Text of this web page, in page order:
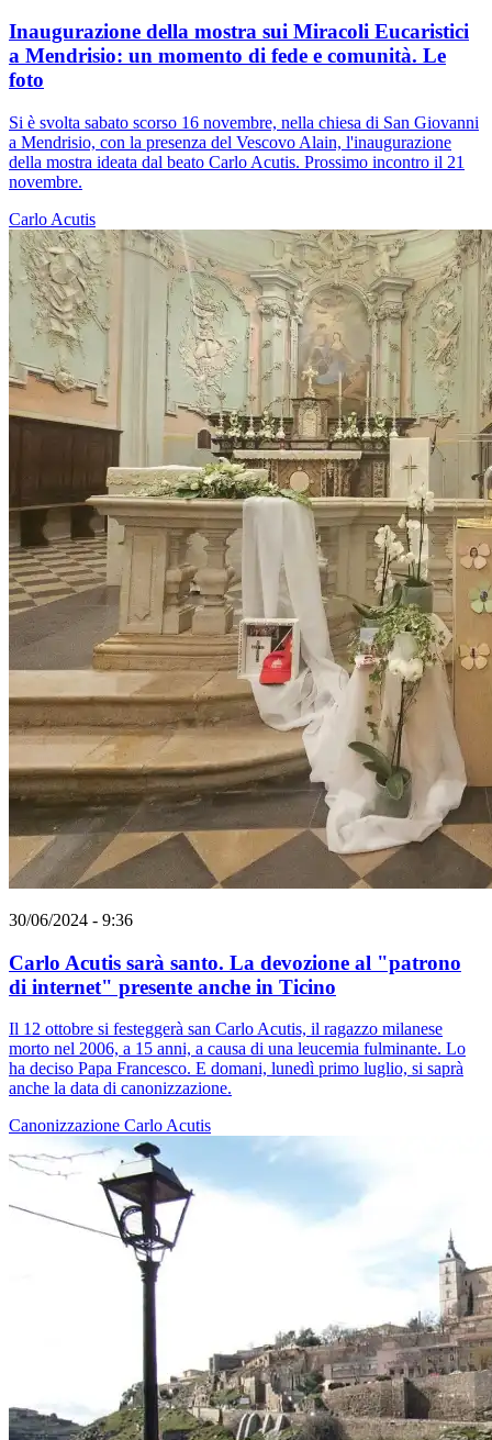
Inaugurazione della mostra sui Miracoli Eucaristici
a Mendrisio: un momento di fede e comunità. Le
foto
Si è svolta sabato scorso 16 novembre, nella chiesa di San Giovanni
a Mendrisio, con la presenza del Vescovo Alain, l'inaugurazione
della mostra ideata dal beato Carlo Acutis. Prossimo incontro il 21
novembre.
Carlo Acutis
30/06/2024 - 9:36
Carlo Acutis sarà santo. La devozione al "patrono
di internet" presente anche in Ticino
Il 12 ottobre si festeggerà san Carlo Acutis, il ragazzo milanese
morto nel 2006, a 15 anni, a causa di una leucemia fulminante. Lo
ha deciso Papa Francesco. E domani, lunedì primo luglio, si saprà
anche la data di canonizzazione.
Canonizzazione Carlo Acutis